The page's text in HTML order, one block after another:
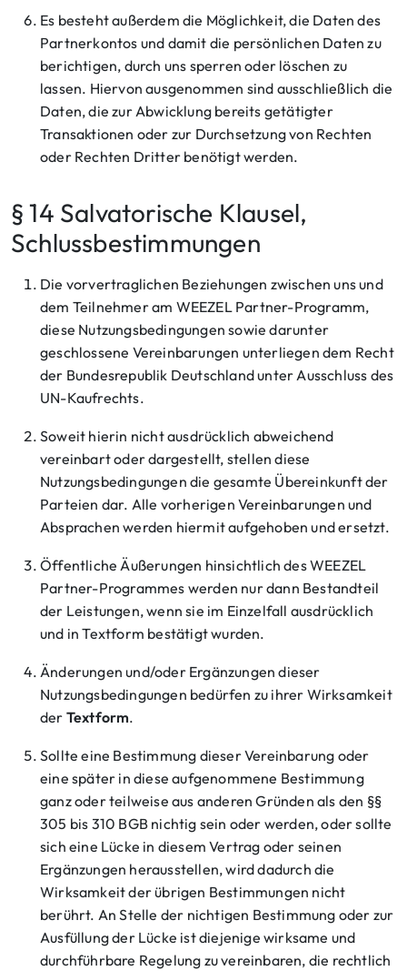
Es besteht außerdem die Möglichkeit, die Daten des
Partnerkontos und damit die persönlichen Daten zu
berichtigen, durch uns sperren oder löschen zu
lassen. Hiervon ausgenommen sind ausschließlich die
Daten, die zur Abwicklung bereits getätigter
Transaktionen oder zur Durchsetzung von Rechten
oder Rechten Dritter benötigt werden.
§ 14 Salvatorische Klausel,
Schlussbestimmungen
Die vorvertraglichen Beziehungen zwischen uns und
dem Teilnehmer am WEEZEL Partner-Programm,
diese Nutzungsbedingungen sowie darunter
geschlossene Vereinbarungen unterliegen dem Recht
der Bundesrepublik Deutschland unter Ausschluss des
UN-Kaufrechts.
Soweit hierin nicht ausdrücklich abweichend
vereinbart oder dargestellt, stellen diese
Nutzungsbedingungen die gesamte Übereinkunft der
Parteien dar. Alle vorherigen Vereinbarungen und
Absprachen werden hiermit aufgehoben und ersetzt.
Öffentliche Äußerungen hinsichtlich des WEEZEL
Partner-Programmes werden nur dann Bestandteil
der Leistungen, wenn sie im Einzelfall ausdrücklich
und in Textform bestätigt wurden.
Änderungen und/oder Ergänzungen dieser
Nutzungsbedingungen bedürfen zu ihrer Wirksamkeit
der Textform.
Sollte eine Bestimmung dieser Vereinbarung oder
eine später in diese aufgenommene Bestimmung
ganz oder teilweise aus anderen Gründen als den §§
305 bis 310 BGB nichtig sein oder werden, oder sollte
sich eine Lücke in diesem Vertrag oder seinen
Ergänzungen herausstellen, wird dadurch die
Wirksamkeit der übrigen Bestimmungen nicht
berührt. An Stelle der nichtigen Bestimmung oder zur
Ausfüllung der Lücke ist diejenige wirksame und
durchführbare Regelung zu vereinbaren, die rechtlich